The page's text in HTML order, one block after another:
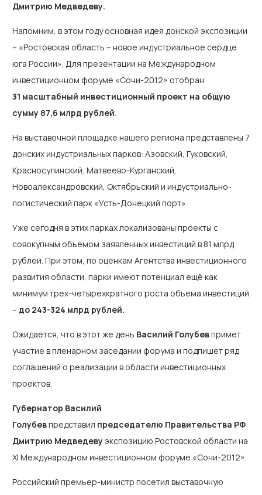
Дмитрию Медведеву.
Напомним, в этом году основная идея донской экспозиции
– «Ростовская область – новое индустриальное сердце
юга России». Для презентации на Международном
инвестиционном форуме «Сочи-2012» отобран
31 масштабный инвестиционный проект на общую
сумму 87,6 млрд рублей.
На выставочной площадке нашего региона представлены 7
донских индустриальных парков: Азовский, Гуковский,
Красносулинский, Матвеево-Курганский,
Новоалександровский, Октябрьский и индустриально-
логистический парк «Усть-Донецкий порт».
Уже сегодня в этих парках локализованы проекты с
совокупным объемом заявленных инвестиций в 81 млрд
рублей. При этом, по оценкам Агентства инвестиционного
развития области, парки имеют потенциал ещё как
минимум трех-четырехкратного роста объема инвестиций
– до 243-324 млрд рублей.
Ожидается, что в этот же день Василий Голубевпримет
участие в пленарном заседании форума и подпишет ряд
соглашений о реализации в области инвестиционных
проектов.
Губернатор Василий
Голубевпредставил председателю Правительства РФ
Дмитрию Медведевуэкспозицию Ростовской области на
XI Международном инвестиционном форуме «Сочи-2012».
Российский премьер-министр посетил выставочную